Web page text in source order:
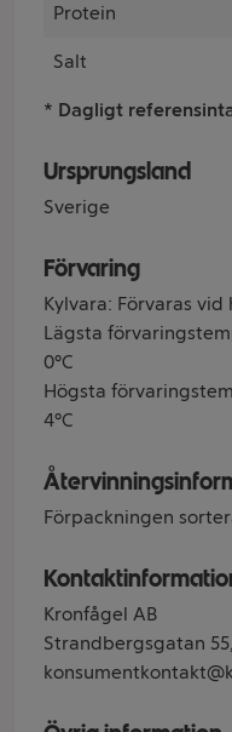
Protein
Salt
* Dagligt
Ursprungsland
Sverige
Förvaring
Kylvara: Förvaras vid
Lägsta
0°C
Högsta
4°C
Förpackningen
Kronfågel AB
Strandbergsgatan